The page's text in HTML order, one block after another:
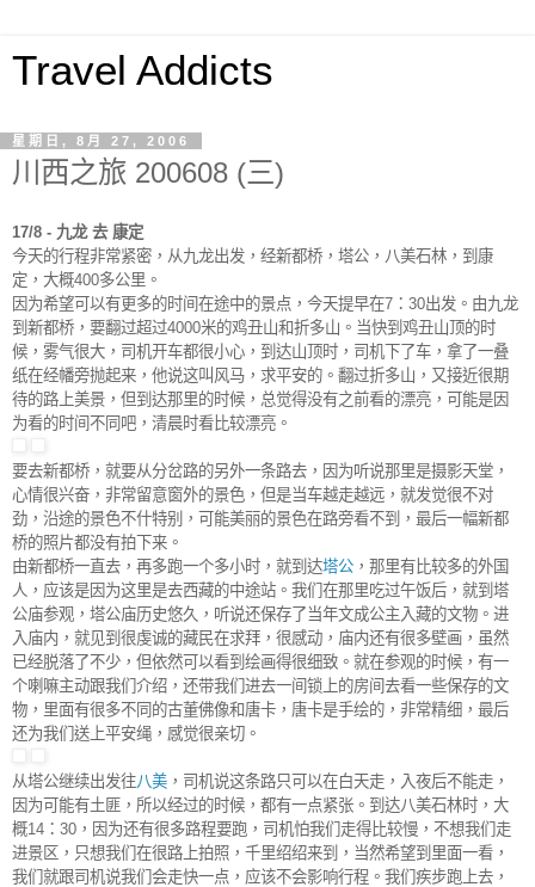
Travel Addicts
星期日, 8月 27, 2006
川西之旅 200608 (三)
17/8 - 九龙 去 康定
今天的行程非常紧密，从九龙出发，经新都桥，塔公，八美石林，到康
定，大概400多公里。
因为希望可以有更多的时间在途中的景点，今天提早在7：30出发。由九龙
到新都桥，要翻过超过4000米的鸡丑山和折多山。当快到 鸡丑山 顶的时
候，雾气很大 ，司机开车都很小心，到达山顶时，司机下了车，拿了一叠
纸在经幡旁抛起来，他说这叫风马，求平安的。翻过折多山，又接近很期
待的路上美景，但到达那里的时候，总觉得没有之前看的漂亮，可能是因
为看的时间不同吧，清晨时看比较漂亮。
要去新都桥，就要从分岔路的另外一条路去，因为听说那里是摄影天堂，
心情很兴奋，非常留意窗外的景色，但是当车越走越远，就发觉很不对
劲，沿途的景色不什特别，可能美丽的景色在路旁看不到，最后一幅新都
桥的照片都没有拍下来。
由新都桥一直去，再多跑一个多小时，就到达塔公 ，那里有比较多的外国
人，应该是因为这里是去西藏的中途站。我们在那里吃过午饭后，就到塔
公庙参观，塔公庙历史悠久，听说还保存了当年文成公主入藏的文物。进
入庙内，就见到很虔诚的藏民在求拜，很感动，庙内还有很多壁画，虽然
已经脱落了不少，但依然可以看到 绘画得很细致。就在参观的时候，有一
个喇嘛主动跟我们介绍，还带我们进去一间锁上的房间去看一些保存的文
物，里面有很多不同的古董佛像和唐卡，唐卡是手绘的，非常精细，最后
还为我们送上平安绳，感觉很亲切。
从塔公继续出发往八美 ，司机说这条路只可以在白天走，入夜后不能走，
因为可能有土匪，所以经过的时候，都有一点紧张。到达八美石林时，大
概14：30，因为还有很多路程要跑，司机怕我们走得比较慢，不想我们走
进景区，只想我们在很路上拍照，千里绍绍来到，当然希望到里面一看，
我们就跟司机说我们会走快一点，应该不会影响行程。我们疾步跑上去，